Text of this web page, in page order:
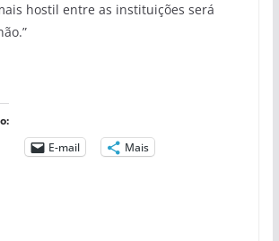
hostil entre as instituições será
E-mail
Mais